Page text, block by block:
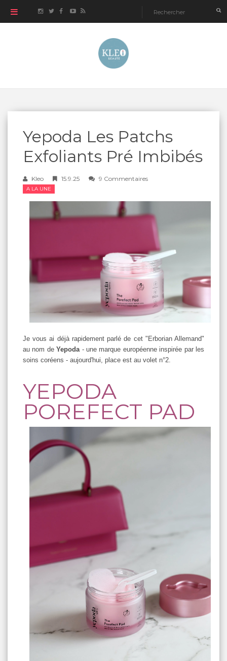
Yepoda Les Patchs
Exfoliants Pré Imbibés
Kleo 15.9.25 9 Commentaires
A LA UNE
Je vous ai déjà rapidement parlé de cet "Erborian Allemand"
au nom deYepoda - une marque européenne inspirée par les
soins coréens - aujourd'hui, place est au volet n°2.
YEPODA
POREFECT PAD